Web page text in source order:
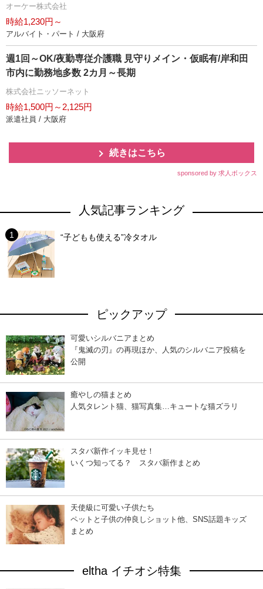
オーケー株式会社
時給1,230円～
アルバイト・パート / 大阪府
週1回～OK/夜勤専従介護職 見守りメイン・仮眠有/岸和田
市内に勤務地多数 2カ月～長期
株式会社ニッソーネット
時給1,500円～2,125円
派遣社員 / 大阪府
続きはこちら
sponsored by 求人ボックス
人気記事ランキング
“子どもも使える”冷タオル
ピックアップ
可愛いシルバニアまとめ
『鬼滅の刃』の再現ほか、人気のシルバニア投稿を
公開
癒やしの猫まとめ
人気タレント猫、猫写真集…キュートな猫ズラリ
スタバ新作イッキ見せ！
いくつ知ってる？ スタバ新作まとめ
天使級に可愛い子供たち
ペットと子供の仲良しショット他、SNS話題キッズ
まとめ
eltha イチオシ特集